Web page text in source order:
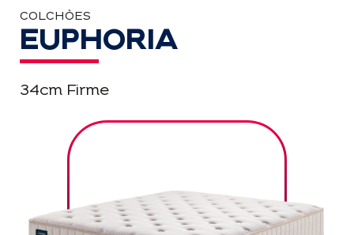
COLCHÕES
EUPHORIA
34cm Firme